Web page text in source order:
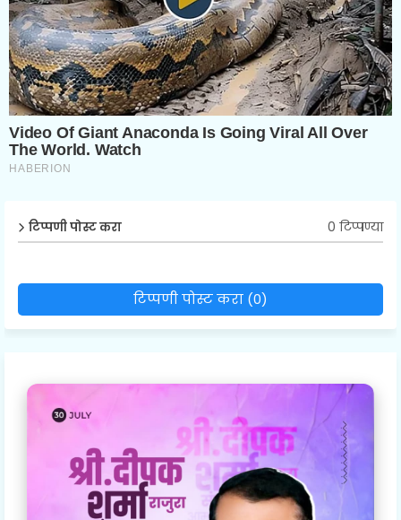
टिप्पणी पोस्ट करा 0 टिप्पण्या
टिप्पणी पोस्ट करा (0)